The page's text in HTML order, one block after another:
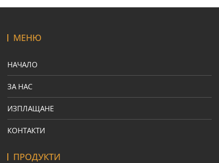
МЕНЮ
НАЧАЛО
ЗА НАС
ИЗПЛАЩАНЕ
КОНТАКТИ
ПРОДУКТИ